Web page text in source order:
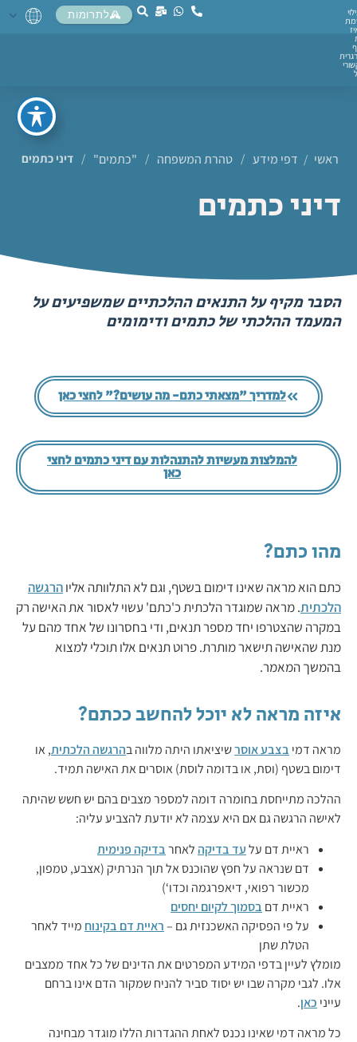
לתרומות
ראשי / דפי מידע / טהרת המשפחה / "כתמים" / דיני כתמים
דיני כתמים
הסבר מקיף על התנאים ההלכתיים שמשפיעים על
המעמד ההלכתי של כתמים ודימומים
למדריך "מצאתי כתם- מה עושים?" לחצי כאן
להמלצות מעשיות להתנהלות עם דיני כתמים לחצי
כאן
מהו כתם?
כתם הוא מראה שאינו דימום בשטף, וגם לא התלוותה אליוהרגשה
הלכתית. מראה שמוגדר הלכתית כ'כתם' עשוי לאסור את האישה רק
במקרה שהצטרפו יחד מספר תנאים, ודי בחסרונו של אחד מהם על
מנת שהאישה תישאר מותרת. פרוט תנאים אלו תוכלי למצוא
בהמשך המאמר.
איזה מראה לא יוכל להחשב ככתם?
מראה דמי בצבע אוסרשיציאתו היתה מלווה בהרגשה הלכתית, או
דימום בשטף (וסת, או בדומה לוסת) אוסרים את האישה תמיד.
ההלכה מתייחסת בחומרה דומה למספר מצבים בהם יש חשש שהיתה
לאישה הרגשה גם אם היא עצמה לא יודעת להצביע עליה:
ראיית דם עלעד בדיקהלאחרבדיקה פנימית
דם שנראה על חפץ שהוכנס אל תוך הנרתיק (אצבע, טמפון,
מכשור רפואי, דיאפרגמה וכדו‘)
ראיית דם בסמוך לקיום יחסים
על פי הפסיקה האשכנזית גם –ראיית דם בקינוח מייד לאחר
הטלת שתן
מומלץ לעיין בדפי המידע המפרטים את הדינים של כל אחד ממצבים
אלו. לגבי מקרה שבו יש יסוד סביר להניח שמקור הדם אינו ברחם
עייני כאן.
כל מראה דמי שאינו נכנס לאחת ההגדרות הללו מוגדר מבחינה